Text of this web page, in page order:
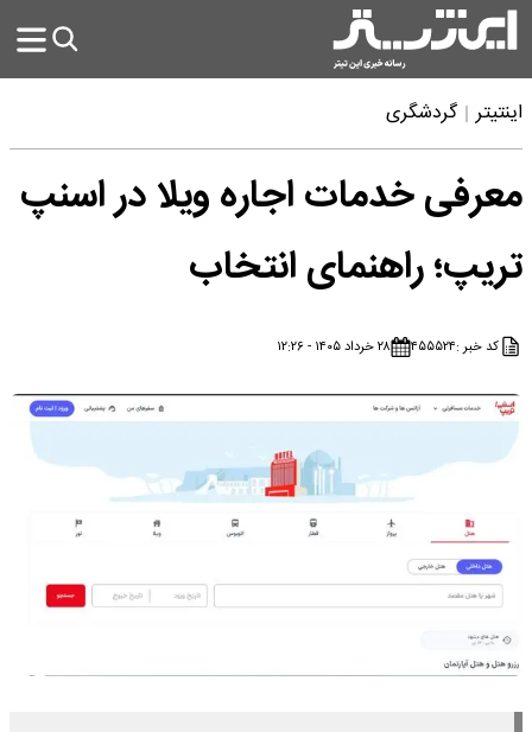
اینتیتر گردشگری
معرفی خدمات اجاره ویلا در اسنپ
تریپ؛ راهنمای انتخاب
کد خبر :۴۵۵۵۲۴ ۲۸ خرداد ۱۴۰۵ - ۱۲:۲۶